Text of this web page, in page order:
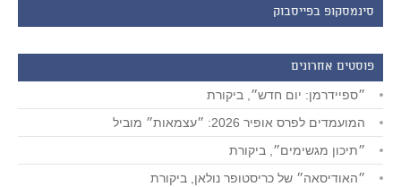
סינמסקופ בפייסבוק
פוסטים אחרונים
״ספיידרמן: יום חדש״, ביקורת
המועמדים לפרס אופיר 2026: ״עצמאות״ מוביל
״תיכון מגשימים״, ביקורת
״האודיסאה״ של כריסטופר נולאן, ביקורת